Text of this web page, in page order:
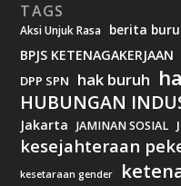
TAGS
Aksi Unjuk Rasa berita
BPJS KETENAGAKERJAAN
DPP SPN hak buruh
HUBUNGAN
Jakarta JAMINAN SOSIAL
kesejahteraan
kesetaraan gender